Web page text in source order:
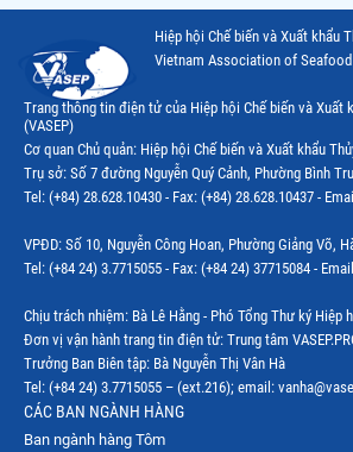
Thị trường Canada
Thị trường Ecuador
Thị trường EU
Thị trường Indonesia
Thị trường Mỹ
Thị trường Nga
Thị trường Hàn Quốc
Thị trường Nhật Bản
Thị trường Thái Lan
Hiệp hội Chế biến và Xuất khẩu
Vietnam Association of
Trang thông tin điện tử của Hiệp hội Chế biến và Xuất
(VASEP)
Cơ quan Chủ quản: Hiệp hội Chế biến và Xuất khẩu
Trụ sở: Số 7 đường Nguyễn Quý Cảnh, Phường Bình
Tel: (+84) 28.628.10430 - Fax: (+84) 28.628.10437 -
VPĐD: Số 10, Nguyễn Công Hoan, Phường Giảng Võ,
Tel: (+84 24) 3.7715055 - Fax: (+84 24) 37715084 -
Chịu trách nhiệm: Bà Lê Hằng - Phó Tổng Thư ký Hiệp
Đơn vị vận hành trang tin điện tử: Trung tâm
Trưởng Ban Biên tập: Bà Nguyễn Thị Vân Hà
Tel: (+84 24) 3.7715055 – (ext.216); email:
CÁC BAN NGÀNH HÀNG
Ban ngành hàng Tôm